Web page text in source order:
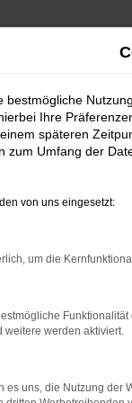
mit Lieferservice
selbst.
TUCSON
der besten
der anderen
bestmögliche
Ihre
späteren
zum Umfang der
von uns eingesetzt:
um die
weitere werden aktiviert.
es uns, die Nutzung der